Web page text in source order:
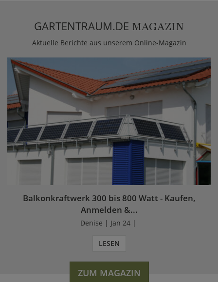
GARTENTRAUM.DE MAGAZIN
Aktuelle Berichte aus unserem Online-Magazin
Balkonkraftwerk 300 bis 800 Watt - Kaufen,
Anmelden &...
Denise | Jan 24 |
LESEN
ZUM MAGAZIN